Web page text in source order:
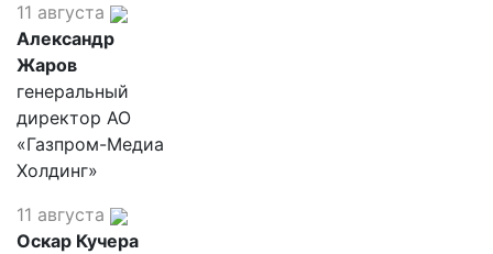
11 августа
Александр
Жаров
генеральный
директор АО
«Газпром-Медиа
Холдинг»
11 августа
Оскар Кучера